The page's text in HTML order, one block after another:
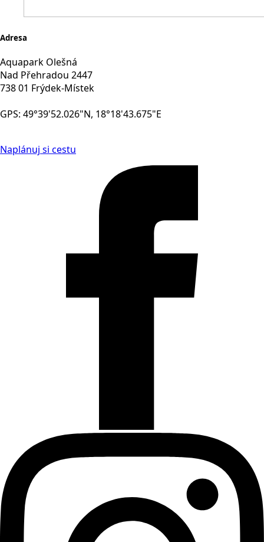
Adresa
Aquapark Olešná
Nad Přehradou 2447
738 01 Frýdek-Místek
GPS: 49°39'52.026"N, 18°18'43.675"E
Naplánuj si cestu